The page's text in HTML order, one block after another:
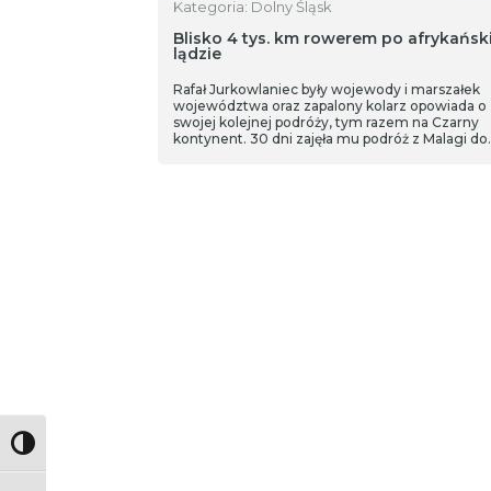
Toggle High Contrast
Kategoria: Dolny Śląsk
Blisko 4 tys. km rowerem po
lądzie
Rafał Jurkowlaniec były wojewody i marszałek
województwa oraz zapalony kolarz opowiada o
swojej kolejnej podróży, tym razem na Czarny
kontynent. 30 dni zajęła mu podróż z Malagi do